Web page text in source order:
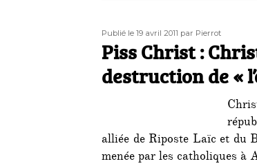
Publié
le
Publié le 19 avril 2011 Auteur
par Pierrot
Piss Christ :
destruction de «
alliée de Riposte Laïc et du
menée par les catholiques à